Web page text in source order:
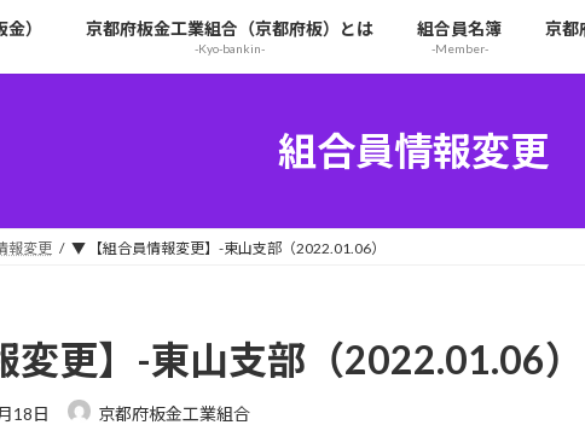
） 京都府板金工業組合（京都府板）とは
-Kyo-bankin-
組合員名簿
-Member-
京都
組合員情報変更
報変更 ▼ 【組合員情報変更】-東山支部（2022.01.06）
更】-東山支部（2022.01.06）
18日 京都府板金工業組合